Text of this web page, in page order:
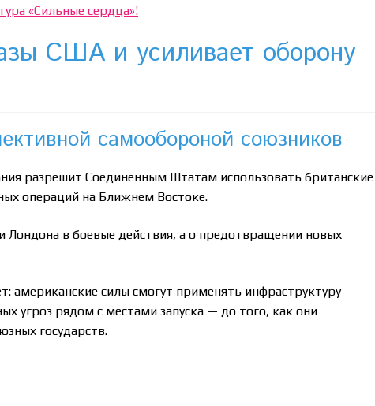
«Сильные сердца»!
США и усиливает оборону
самообороной союзников
разрешит Соединённым Штатам использовать британские
операций на Ближнем Востоке.
Лондона в боевые действия, а о предотвращении новых
американские силы смогут применять инфраструктуру
угроз рядом с местами запуска — до того, как они
государств.